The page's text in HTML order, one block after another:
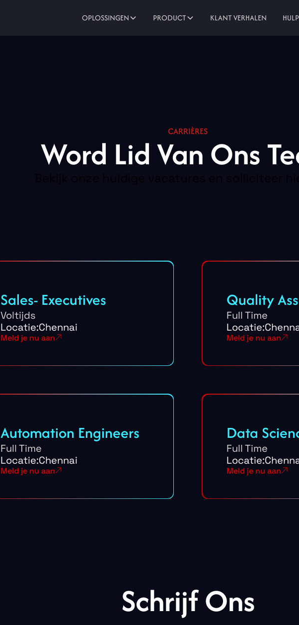
OPLOSSINGEN PRODUCT KLANT VERHALEN
CARRIÈRES
Word Lid Van Ons
Sales- Executives
Voltijds
Locatie:Chennai
Meld je nu aan
Quality
Full Time
Locatie:
Meld je nu aan
Automation Engineers
Full Time
Locatie:Chennai
Meld je nu aan
Data
Full Time
Locatie:
Meld je nu aan
Schrijf Ons